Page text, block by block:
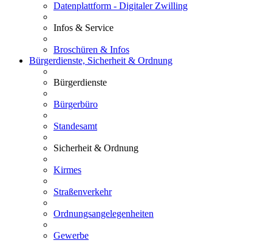
Datenplattform - Digitaler Zwilling
Infos & Service
Broschüren & Infos
Bürgerdienste, Sicherheit & Ordnung
Bürgerdienste
Bürgerbüro
Standesamt
Sicherheit & Ordnung
Kirmes
Straßenverkehr
Ordnungsangelegenheiten
Gewerbe